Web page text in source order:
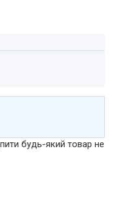
будь-який товар не